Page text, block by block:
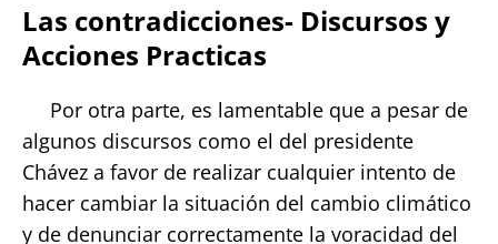
Las contradicciones- Discursos y
Acciones Practicas
Por otra parte, es lamentable que a pesar de
algunos discursos como el del presidente
Chávez a favor de realizar cualquier intento de
hacer cambiar la situación del cambio climático
y de denunciar correctamente la voracidad del